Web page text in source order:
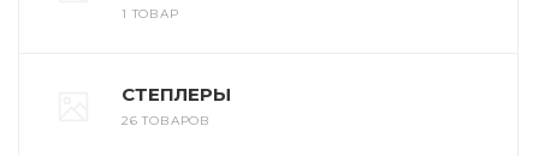
1 ТОВАР
СТЕПЛЕРЫ
26 ТОВАРОВ